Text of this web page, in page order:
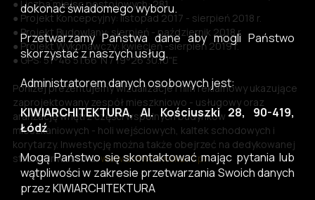
● Liczba miejsc postojowych: 281
● Projekt Koncepcyjny: listopad 2017 - sierpień 2018 r.
● Projekt Budowlany: sierpień - październik 2018 r.
● Projekt Wykonawczy: kwiecień -sierpień 2019 r.
● GPS: 51°46'51.66"N / 19°26'30.10"E
Poniżej prezentujemy wizualizacje i film reklamowy ukazujące
zaprojektowany zespół mieszkniowo - usługowy oraz
aranżację wnętrz części wspólnych budynków
mieszkaniowych - holi wejściowych, kaltek schodowych i
korytarzy. Inwestycję można także obejrzeć na dedykowanej
stronie Inwestora:www.drewnowska77.pl
dokonać świadomego wyboru.
Przetwarzamy Państwa dane aby mogli Państwo
skorzystać z naszych usług.
Administratorem danych osobowych jest:
KIWIARCHITEKTURA, Al. Kościuszki 28, 90-419,
Łódź
Mogą Państwo się skontaktować mając pytania lub
wątpliwości w zakresie przetwarzania Swoich danych
przez KIWIARCHITEKTURA